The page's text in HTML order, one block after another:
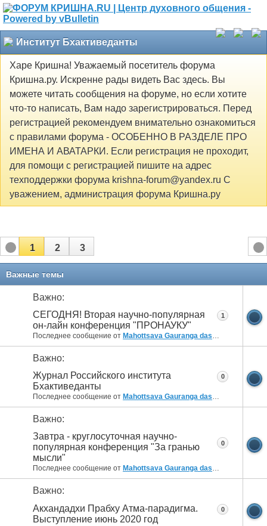
Институт Бхактиведанты
Харе Кришна! Уважаемый посетитель форума
Кришна.ру. Искренне рады видеть Вас здесь. Вы
можете читать сообщения на форуме, но если хотите
что-то написать, Вам надо зарегистрироваться. Перед
регистрацией рекомендуем внимательно ознакомиться
с правилами форума - ОСОБЕННО В РАЗДЕЛЕ ПРО
ИМЕНА И АВАТАРКИ. Если регистрация не проходит,
для помощи с регистрацией пишите на адрес
техподдержки форума krishna-forum@yandex.ru С
уважением, администрация форума Кришна.ру
1 2 3
Важные темы
Важно:
СЕГОДНЯ! Вторая научно-популярная
он-лайн конференция "ПРОНАУКУ"
Последнее сообщение от Mahottsava Gauranga das08.05.2022
1
Важно:
Журнал Российского института
Бхактиведанты
Последнее сообщение от Mahottsava Gauranga das30.05.2021
0
Важно:
Завтра - круглосуточная научно-
популярная конференция "За гранью
мысли"
Последнее сообщение от Mahottsava Gauranga das16.04.2021
0
Важно:
Акхандадхи Прабху Атма-парадигма.
Выступление июнь 2020 год
0